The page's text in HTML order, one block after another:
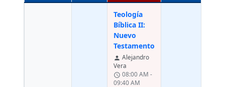
Teología
Bíblica II:
Nuevo
Testamento
person Alejandro
Vera
schedule 08:00 AM -
09:40 AM